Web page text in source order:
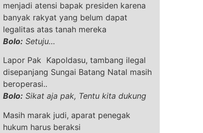
menjadi atensi bapak presiden karena
banyak rakyat yang belum dapat
legalitas atas tanah mereka
Bolo: Setuju…
Lapor Pak Kapoldasu, tambang ilegal
disepanjang Sungai Batang Natal masih
beroperasi..
Bolo: Sikat aja pak, Tentu kita dukung
Masih marak judi, aparat penegak
hukum harus beraksi